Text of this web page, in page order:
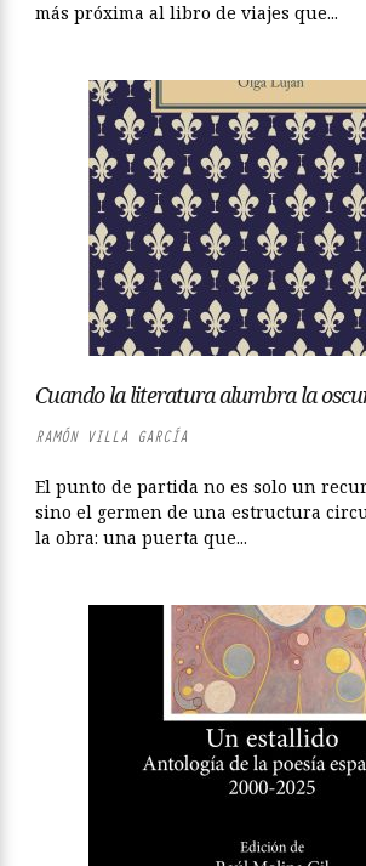
más próxima al libro de viajes que...
Cuando la literatura alumbra la
RAMÓN VILLA GARCÍA
El punto de partida no es solo un
sino el germen de una estructura
la obra: una puerta que...